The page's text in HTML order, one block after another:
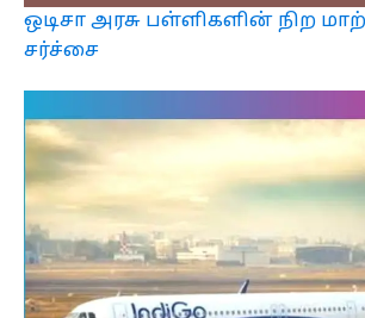
ஒடிசா அரசு பள்ளிகளின் நிற
சர்ச்சை